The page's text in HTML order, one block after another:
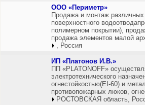
ООО «Периметр»
Продажа и монтаж
поверхностного
полимерном покрытии),
продажа элементов малой
, Россия
ИП «Платонов И.В.»
ПП «PLATONOFF»
электротехнического
огнестойкостью(EI-60) и
противопожарных люков,
РОСТОВСКАЯ область,